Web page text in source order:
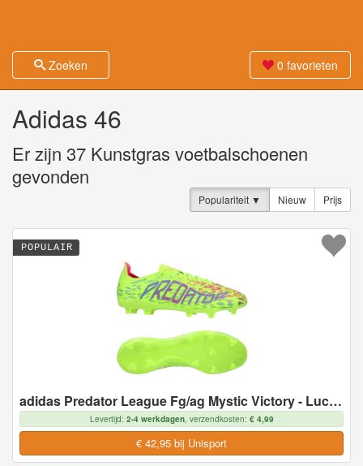
0 favorieten
Zoeken
Adidas 46
Er zijn 37 Kunstgras voetbalschoenen
gevonden
Populariteit Nieuw Prijs
adidas Predator League Fg/ag Mystic Victory - Lucid Lemon/lucide Roze/blue Fusion, maat 46
Levertijd: 2-4 werkdagen, verzendkosten: € 4,99
€ 42,95 bij Unisport
POPULAIR